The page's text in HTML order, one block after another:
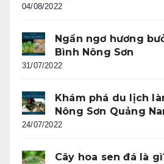
04/08/2022
Ngẩn ngơ hương
Bình Nông Sơn
31/07/2022
Khám phá du lịch
Nông Sơn Quảng
24/07/2022
Cây hoa sen đá là